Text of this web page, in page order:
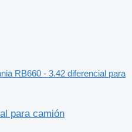
RB660 - 3.42 diferencial para
para camión